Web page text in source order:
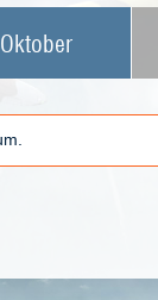
Oktober